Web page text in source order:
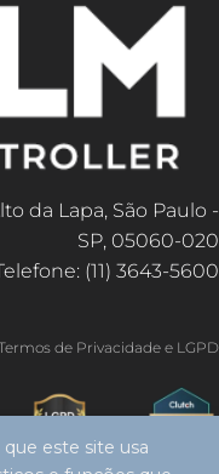
da Lapa, São Paulo -
SP, 05060-020
(11) 3643-5600
de Privacidade e LGPD
este site usa